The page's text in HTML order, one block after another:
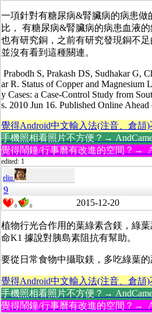
一項針對有糖尿病&腎臟病的病患做
比， 有糖尿病&腎臟病的病患血液
也有研究銅，之前有研究發現銅不
並沒有看到這種關連。
Prabodh S, Prakash DS, Sudhakar G,
ar R. Status of Copper and Magnesium
y Cases: a Case-Control Study from
s. 2010 Jun 16. Published Online Ahead
覺得Android中文輸入法(注音、倉頡
手機照相看照片不方便？→
覺得鬧鐘/行事曆有改進的空間？→
edited: 1
eliu
9
0 0 2015-12-20
植物行光合作用的葉綠素含鎂，綠
命K1 據說對胰島素阻抗有幫助。
要從日常食物中攝取鎂，多吃綠葉的
覺得Android中文輸入法(注音、倉頡
手機照相看照片不方便？→
覺得鬧鐘/行事曆有改進的空間？→